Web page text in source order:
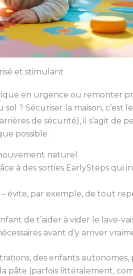
et stimulant
en urgence ou remonter
? Sécuriser la maison, c’est
de sécurité), il s’agit de
possible.
naturel
à des sorties EarlySteps qui
évite, par exemple, de tout
de t’aider à vider le lave-
avant d’y arriver
des enfants autonomes,
pâte (parfois littéralement,